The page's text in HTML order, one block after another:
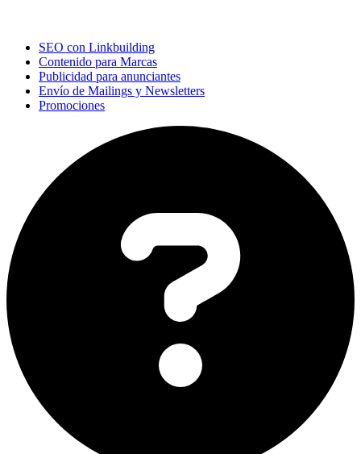
SEO con Linkbuilding
Contenido para Marcas
Publicidad para anunciantes
Envío de Mailings y Newsletters
Promociones